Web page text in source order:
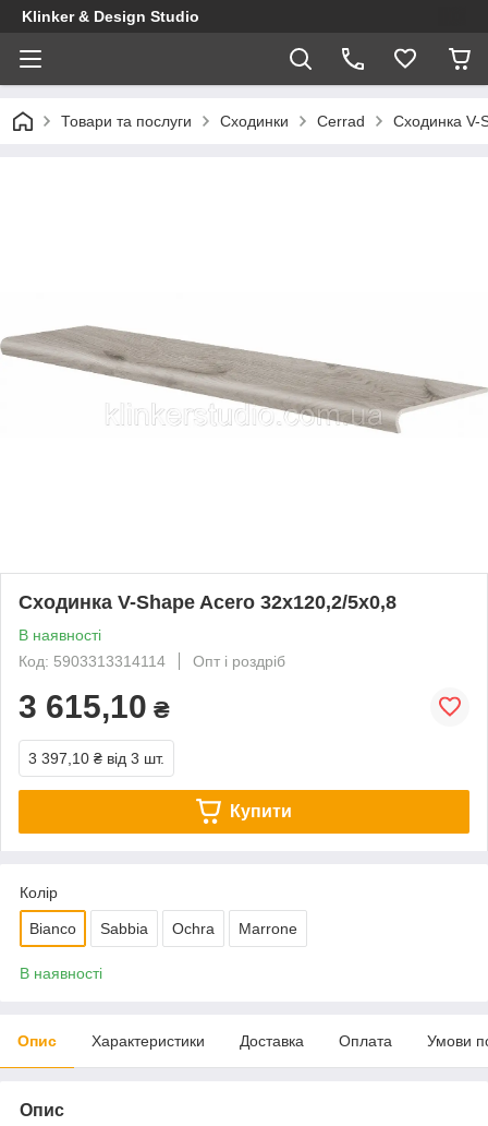
Klinker & Design Studio
Товари та послуги Сходинки Cerrad Сходинка V-
Сходинка V-Shape Acero 32x120,2/5x0,8
В наявності
Код: 5903313314114
Опт і роздріб
3 615,10 ₴
3 397,10 ₴ від 3 шт.
Купити
Колір
Bianco Sabbia Ochra Marrone
В наявності
Опис Характеристики Доставка Оплата Умови
Опис